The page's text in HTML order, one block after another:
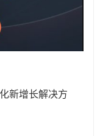
新增长解决方